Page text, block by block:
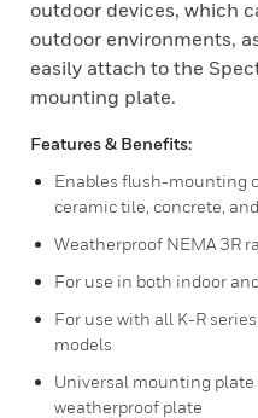
outdoor devices, which
outdoor environments,
easily attach to the
mounting plate.
Features & Benefits:
Enables flush-mounting
ceramic tile, concrete,
Weatherproof NEMA 3R
For use in both indoor
For use with all K-R
models
Universal mounting
weatherproof plate